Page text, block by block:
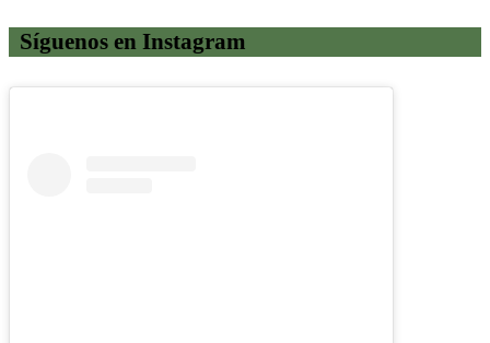
Síguenos en Instagram